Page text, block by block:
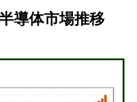
導体市場推移